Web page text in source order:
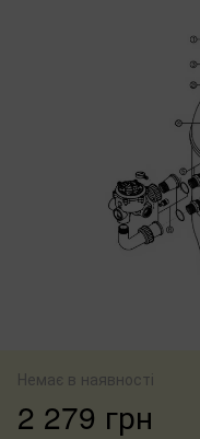
Немає в наявності
2 279 грн